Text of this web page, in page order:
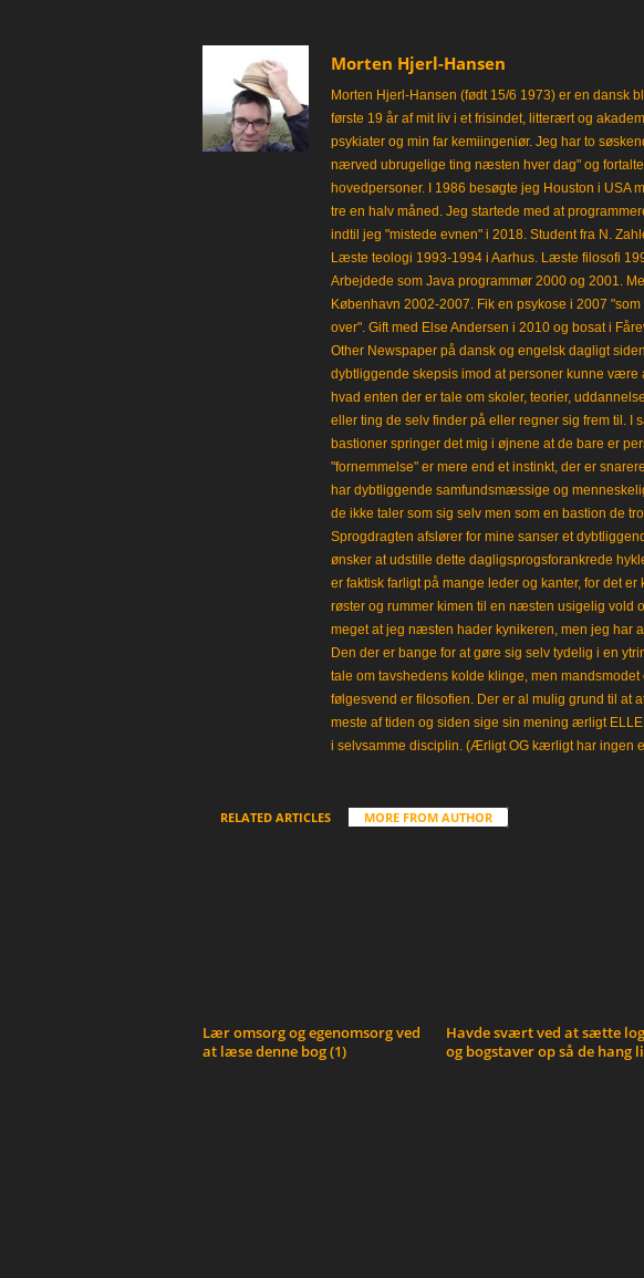
Morten Hjerl-Hansen
Morten Hjerl-Hansen (født 15/6 1973) er en dansk
første 19 år af mit liv i et frisindet, litterært og
psykiater og min far kemiingeniør. Jeg har to
nærved ubrugelige ting næsten hver dag" og
hovedpersoner. I 1986 besøgte jeg Houston i USA
tre en halv måned. Jeg startede med at
indtil jeg "mistede evnen" i 2018. Student fra N.
Læste teologi 1993-1994 i Aarhus. Læste filosofi
Arbejdede som Java programmør 2000 og 2001.
København 2002-2007. Fik en psykose i 2007
over". Gift med Else Andersen i 2010 og bosat i
Other Newspaper på dansk og engelsk dagligt
dybtliggende skepsis imod at personer kunne være
hvad enten der er tale om skoler, teorier,
eller ting de selv finder på eller regner sig frem til. I
bastioner springer det mig i øjnene at de bare er
"fornemmelse" er mere end et instinkt, der er
har dybtliggende samfundsmæssige og
de ikke taler som sig selv men som en bastion de
Sprogdragten afslører for mine sanser et
ønsker at udstille dette dagligsprogsforankrede
er faktisk farligt på mange leder og kanter, for det
røster og rummer kimen til en næsten usigelig vold
meget at jeg næsten hader kynikeren, men jeg har
Den der er bange for at gøre sig selv tydelig i en
tale om tavshedens kolde klinge, men
følgesvend er filosofien. Der er al mulig grund til at
meste af tiden og siden sige sin mening ærligt
i selvsamme disciplin. (Ærligt OG kærligt har ingen
RELATED ARTICLES MORE FROM AUTHOR
Lær omsorg og egenomsorg ved
at læse denne bog (1)
Havde svært ved at sætte
og bogstaver op så de hang